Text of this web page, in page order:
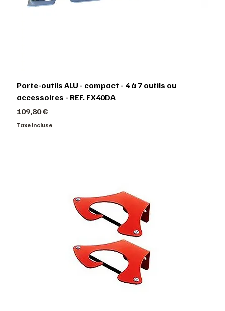
Porte-outils ALU - compact - 4 à 7 outils ou
accessoires - REF. FX40DA
Prix
109,80 €
Taxe Incluse